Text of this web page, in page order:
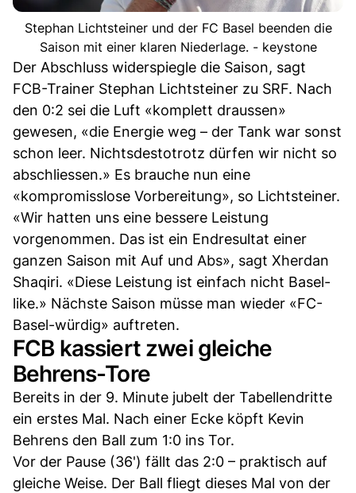
Stephan Lichtsteiner und der FC Basel beenden die
Saison mit einer klaren Niederlage. - keystone
Der Abschluss widerspiegle die Saison, sagt
FCB-Trainer Stephan Lichtsteiner zu SRF. Nach
den 0:2 sei die Luft «komplett draussen»
gewesen, «die Energie weg – der Tank war sonst
schon leer. Nichtsdestotrotz dürfen wir nicht so
abschliessen.» Es brauche nun eine
«kompromisslose Vorbereitung», so Lichtsteiner.
«Wir hatten uns eine bessere Leistung
vorgenommen. Das ist ein Endresultat einer
ganzen Saison mit Auf und Abs», sagt Xherdan
Shaqiri. «Diese Leistung ist einfach nicht Basel-
like.» Nächste Saison müsse man wieder «FC-
Basel-würdig» auftreten.
FCB kassiert zwei gleiche
Behrens-Tore
Bereits in der 9. Minute jubelt der Tabellendritte
ein erstes Mal. Nach einer Ecke köpft Kevin
Behrens den Ball zum 1:0 ins Tor.
Vor der Pause (36') fällt das 2:0 – praktisch auf
gleiche Weise. Der Ball fliegt dieses Mal von der